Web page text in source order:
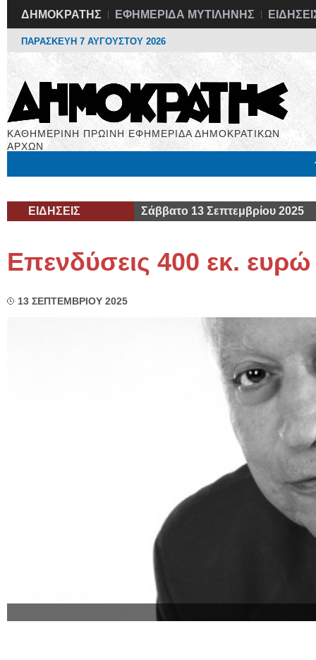
ΔΗΜΟΚΡΑΤΗΣ ΕΦΗΜΕΡΙΔΑ ΜΥΤΙΛΗΝΗΣ
ΠΑΡΑΣΚΕΥΗ 7 ΑΥΓΟΥΣΤΟΥ 2026
ΚΑΘΗΜΕΡΙΝΗ ΠΡΩΙΝΗ ΕΦΗΜΕΡΙΔΑ ΔΗΜΟΚΡΑΤΙΚΩΝ
ΑΡΧΩΝ
ΕΙΔΗΣΕΙΣ Σάββατο 13 Σεπτεμβρίου 2025
Επενδύσεις 400 εκ. ευρώ
13 ΣΕΠΤΕΜΒΡΙΟΥ 2025